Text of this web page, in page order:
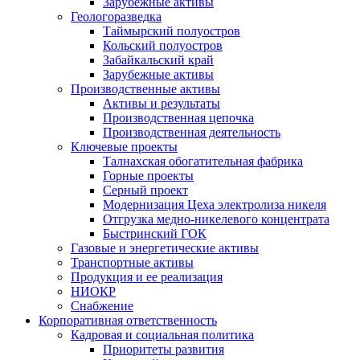
Геологоразведка
Таймырский полуостров
Кольский полуостров
Забайкальский край
Зарубежные активы
Производственные активы
Активы и результаты
Производственная цепочка
Производственная деятельность
Ключевые проекты
Талнахская обогатительная фабрика
Горные проекты
Серный проект
Модернизация Цеха электролиза никеля
Отгрузка медно-никелевого концентрата
Быстринский ГОК
Газовые и энергетические активы
Транспортные активы
Продукция и ее реализация
НИОКР
Снабжение
Корпоративная ответственность
Кадровая и социальная политика
Приоритеты развития